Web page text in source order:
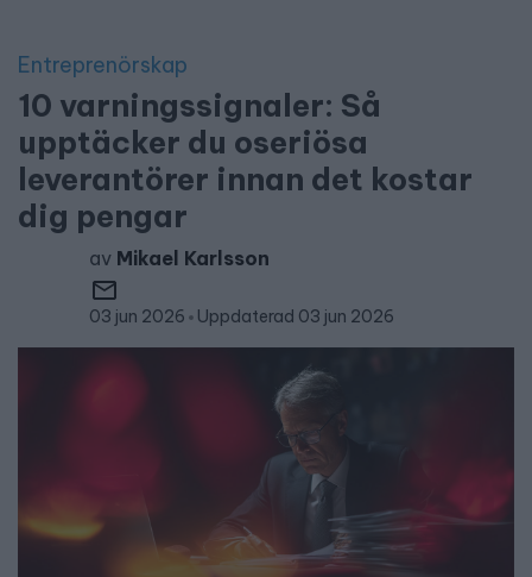
Entreprenörskap
10 varningssignaler: Så
upptäcker du oseriösa
leverantörer innan det kostar
dig pengar
av Mikael Karlsson
03 jun 2026 Uppdaterad 03 jun 2026